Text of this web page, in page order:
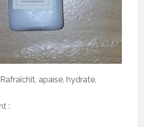
apaise, hydrate.
: